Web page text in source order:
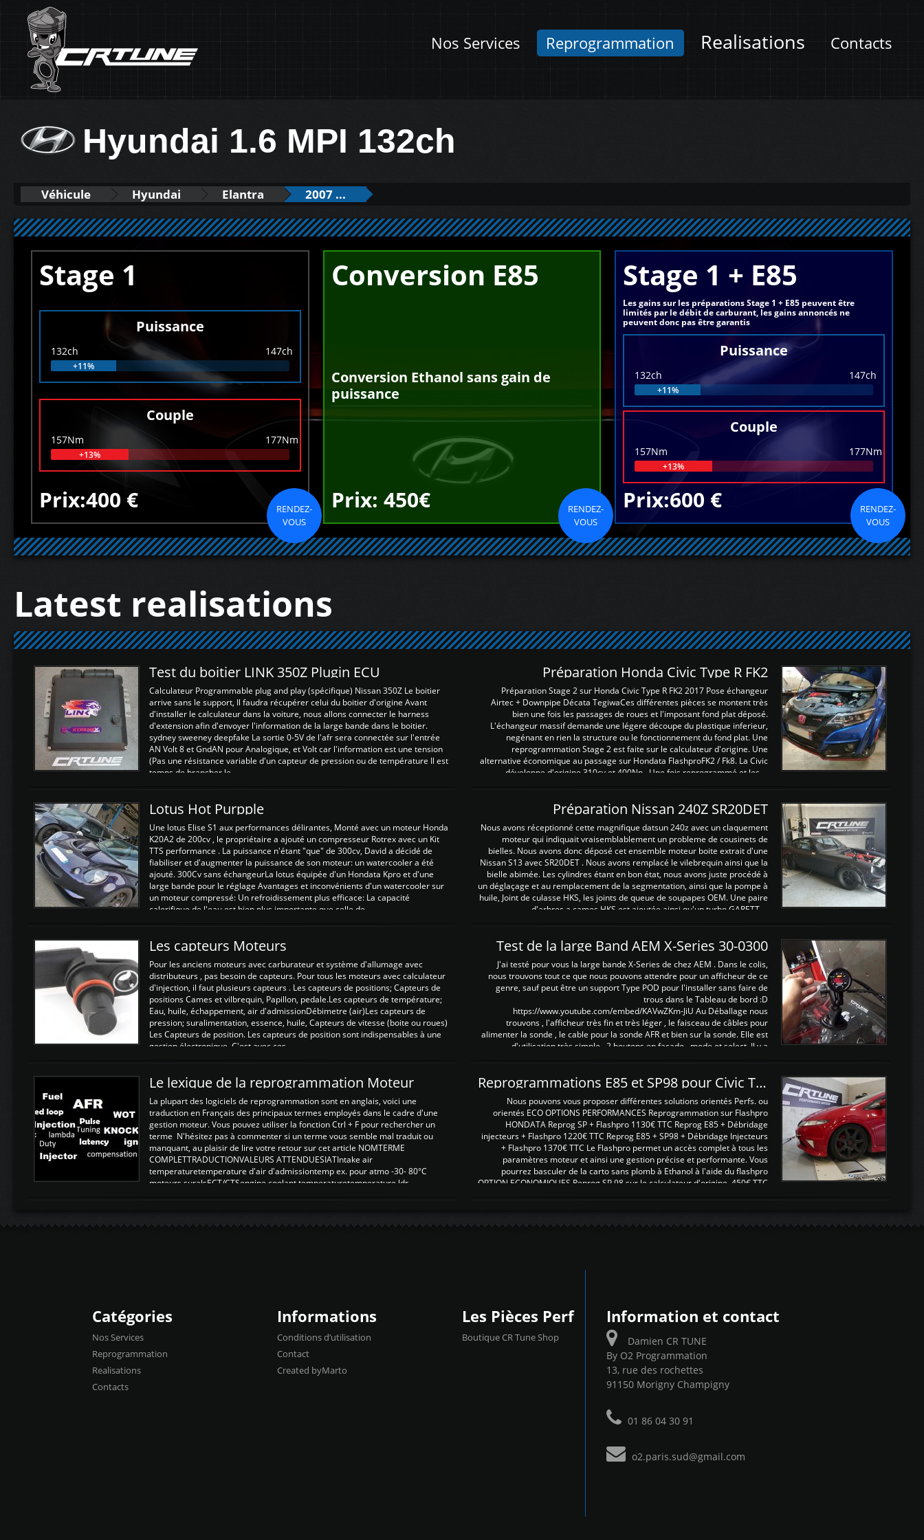
Nos Services Reprogrammation Realisations Contacts
Hyundai 1.6 MPI 132ch
Véhicule Hyundai Elantra 2007 ...
Stage 1
Puissance
132ch 147ch
+11%
Couple
157Nm 177Nm
+13%
Prix:400 €
RENDEZ-
VOUS
Conversion E85
Conversion Ethanol sans gain de
puissance
Prix: 450€
RENDEZ-
VOUS
Stage 1 + E85
Les gains sur les préparations Stage 1 + E85 peuvent être
limités par le débit de carburant, les gains annoncés ne
peuvent donc pas être garantis
Puissance
132ch 147ch
+11%
Couple
157Nm 177Nm
+13%
Prix:600 €
RENDEZ-
VOUS
Latest realisations
Test du boitier LINK 350Z Plugin ECU
Calculateur Programmable plug and play (spécifique) Nissan 350Z Le boitier
arrive sans le support, Il faudra récupérer celui du boitier d'origine Avant
d'installer le calculateur dans la voiture, nous allons connecter le harness
d'extension afin d'envoyer l'information de la large bande dans le boitier.
sydney sweeney deepfake La sortie 0-5V de l'afr sera connectée sur l'entrée
AN Volt 8 et GndAN pour Analogique, et Volt car l'information est une tension
(Pas une résistance variable d'un capteur de pression ou de température Il est
temps de brancher le ...
Préparation Honda Civic Type R FK2
Préparation Stage 2 sur Honda Civic Type R FK2 2017 Pose échangeur
Airtec + Downpipe Décata TegiwaCes différentes pièces se montent très
bien une fois les passages de roues et l'imposant fond plat déposé.
L'échangeur massif demande une légere découpe du plastique inferieur,
negénant en rien la structure ou le fonctionnement du fond plat. Une
reprogrammation Stage 2 est faite sur le calculateur d'origine. Une
alternative économique au passage sur Hondata FlashproFK2 / Fk8. La Civic
développe d'origine 310cv et 400Nn , Une fois reprogrammé et les ...
Lotus Hot Purpple
Une lotus Elise S1 aux performances délirantes, Monté avec un moteur Honda
K20A2 de 200cv , le propriétaire a ajouté un compresseur Rotrex avec un Kit
TTS performance . La puissance n'étant "que" de 300cv, David a décidé de
fiabiliser et d'augmenter la puissance de son moteur: un watercooler a été
ajouté. 300Cv sans échangeurLa lotus équipée d'un Hondata Kpro et d'une
large bande pour le réglage Avantages et inconvénients d'un watercooler sur
un moteur compressé: Un refroidissement plus efficace: La capacité
calorifique de l'eau est bien plus importante que celle de ...
Préparation Nissan 240Z SR20DET
Nous avons réceptionné cette magnifique datsun 240z avec un claquement
moteur qui indiquait vraisemblablement un probleme de cousinets de
bielles. Nous avons donc déposé cet ensemble moteur boite extrait d'une
Nissan S13 avec SR20DET . Nous avons remplacé le vilebrequin ainsi que la
bielle abimée. Les cylindres étant en bon état, nous avons juste procédé à
un déglaçage et au remplacement de la segmentation, ainsi que la pompe à
huile, Joint de culasse HKS, les joints de queue de soupapes OEM. Une paire
d'arbres a cames HKS est ajoutée ainsi qu'un turbo GARETT ...
Les capteurs Moteurs
Pour les anciens moteurs avec carburateur et système d'allumage avec
distributeurs , pas besoin de capteurs. Pour tous les moteurs avec calculateur
d'injection, il faut plusieurs capteurs . Les capteurs de positions; Capteurs de
positions Cames et vilbrequin, Papillon, pedale.Les capteurs de température;
Eau, huile, échappement, air d'admissionDébimetre (air)Les capteurs de
pression; suralimentation, essence, huile, Capteurs de vitesse (boite ou roues)
Les Capteurs de position. Les capteurs de position sont indispensables à une
gestion électronique. C'est avec ces ...
Test de la large Band AEM X-Series 30-0300
J'ai testé pour vous la large bande X-Series de chez AEM . Dans le colis,
nous trouvons tout ce que nous pouvons attendre pour un afficheur de ce
genre, sauf peut être un support Type POD pour l'installer sans faire de
trous dans le Tableau de bord :D
https://www.youtube.com/embed/KAVwZKm-JiU Au Déballage nous
trouvons , l'afficheur très fin et très léger , le faisceau de câbles pour
alimenter la sonde , le cable pour la sonde AFR et bien sur la sonde. Elle est
d'utilisation très simple , 2 boutons en façade , mode et select. Il y a
Le lexique de la reprogrammation Moteur
La plupart des logiciels de reprogrammation sont en anglais, voici une
traduction en Français des principaux termes employés dans le cadre d'une
gestion moteur. Vous pouvez utiliser la fonction Ctrl + F pour rechercher un
terme N'hésitez pas à commenter si un terme vous semble mal traduit ou
manquant, au plaisir de lire votre retour sur cet article NOMTERME
COMPLETTRADUCTIONVALEURS ATTENDUESIATIntake air
temperaturetemperature d'air d'admissiontemp ex. pour atmo -30- 80°C
moteurs suralsECT/CTSengine coolant temperaturetemperature ldr
Reprogrammations E85 et SP98 pour Civic Type R FN2
Nous pouvons vous proposer différentes solutions orientés Perfs. ou
orientés ECO OPTIONS PERFORMANCES Reprogrammation sur Flashpro
HONDATA Reprog SP + Flashpro 1130€ TTC Reprog E85 + Débridage
injecteurs + Flashpro 1220€ TTC Reprog E85 + SP98 + Débridage Injecteurs
+ Flashpro 1370€ TTC Le Flashpro permet un accès complet à tous les
paramètres moteur et ainsi une gestion précise et performante. Vous
pourrez basculer de la carto sans plomb à Ethanol à l'aide du flashpro
OPTION ECONOMIQUES Reprog SP 98 sur le calculateur d'origine 450€ TTC
Catégories
Nos Services
Reprogrammation
Realisations
Contacts
Informations
Conditions d’utilisation
Contact
Created byMarto
Les Pièces Perf
Boutique CR Tune Shop
Information et contact
Damien CR TUNE
By O2 Programmation
13, rue des rochettes
91150 Morigny Champigny
01 86 04 30 91
o2.paris.sud@gmail.com